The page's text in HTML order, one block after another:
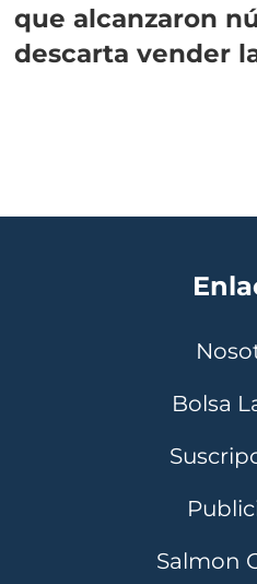
que alcanzaron
descarta vender
Bolsa
Salmon